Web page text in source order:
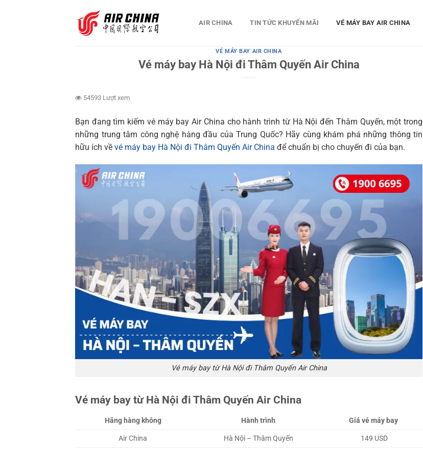
AIR CHINA TIN TỨC KHUYẾN MÃI VÉ MÁY BAY AIR CHINA
VÉ MÁY BAY AIR CHINA
Vé máy bay Hà Nội đi Thâm Quyến Air China
54593 Lượt xem
Bạn đang tìm kiếm vé máy bay Air China cho hành trình từ Hà Nội đến Thâm Quyến, một trong
những trung tâm công nghệ hàng đầu của Trung Quốc? Hãy cùng khám phá những thông tin
hữu ích về vé máy bay Hà Nội đi Thâm Quyến Air China để chuẩn bị cho chuyến đi của bạn.
Vé máy bay từ Hà Nội đi Thâm Quyến Air China
Vé máy bay từ Hà Nội đi Thâm Quyến Air China
Hãng hàng không Hành trình Giá vé máy bay
Air China Hà Nội – Thâm Quyến 149 USD